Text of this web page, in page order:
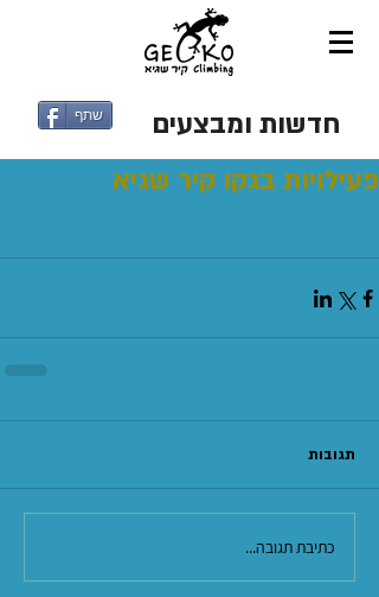
שתף
חדשות ומבצעים
פעילויות בגקו קיר שגיא
תגובות
כתיבת תגובה...